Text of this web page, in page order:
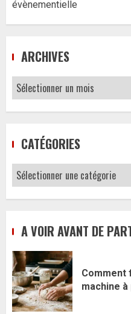
évènementielle
ARCHIVES
Archives
CATÉGORIES
Catégories
A VOIR AVANT DE
Comment
machine à